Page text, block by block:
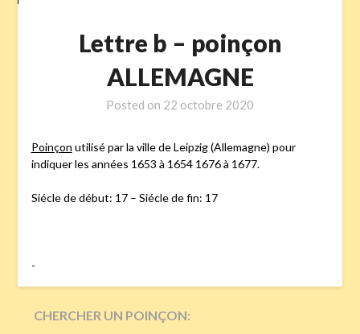
Lettre b – poinçon
ALLEMAGNE
Posted on 22 octobre 2020
Poinçon utilisé par la ville de Leipzig (Allemagne) pour
indiquer les années 1653 à 1654 1676 à 1677.
Siécle de début: 17 – Siécle de fin: 17
-
CHERCHER UN POINÇON: